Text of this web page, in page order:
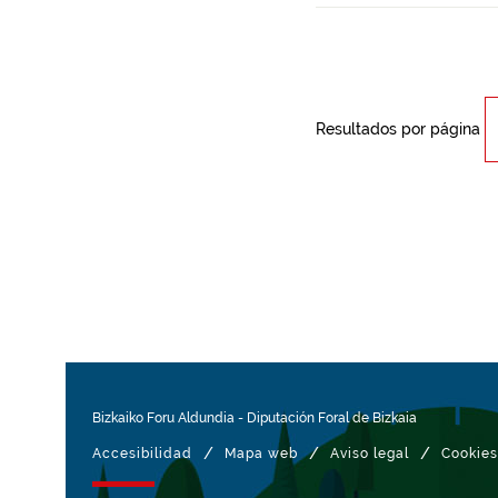
Resultados por página
Bizkaiko Foru Aldundia - Diputación Foral de Bizkaia
Accesibilidad / Mapa web / Aviso legal / Cookies